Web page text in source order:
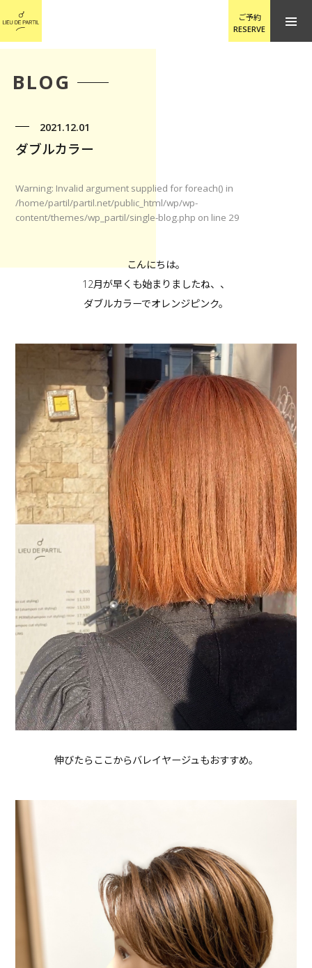
ご予約
RESERVE
BLOG
2021.12.01
ダブルカラー
Warning: Invalid argument supplied for foreach() in
/home/partil/partil.net/public_html/wp/wp-
content/themes/wp_partil/single-blog.php on line 29
こんにちは。
12月が早くも始まりましたね、、
ダブルカラーでオレンジピンク。
伸びたらここからバレイヤージュもおすすめ。